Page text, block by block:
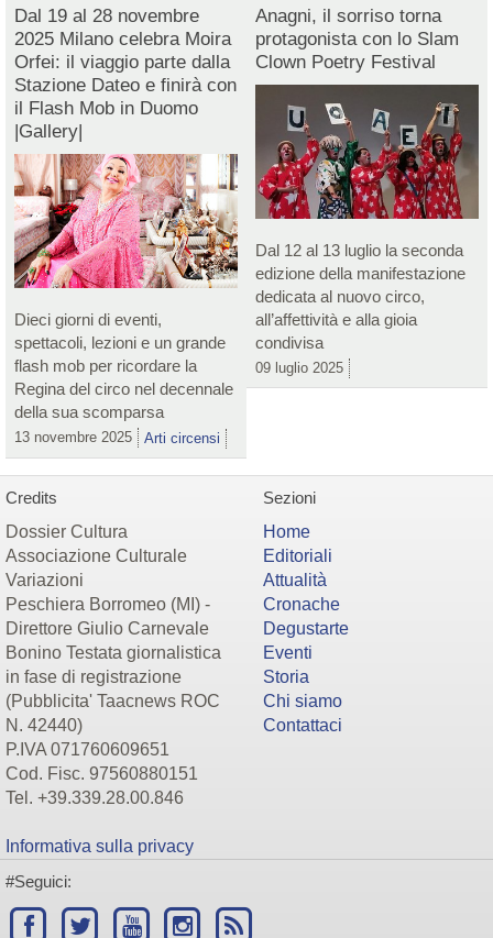
Dal 19 al 28 novembre
2025 Milano celebra Moira
Orfei: il viaggio parte dalla
Stazione Dateo e finirà con
il Flash Mob in Duomo
|Gallery|
Dieci giorni di eventi,
spettacoli, lezioni e un grande
flash mob per ricordare la
Regina del circo nel decennale
della sua scomparsa
13 novembre 2025 Arti circensi
Anagni, il sorriso torna
protagonista con lo Slam
Clown Poetry Festival
Dal 12 al 13 luglio la seconda
edizione della manifestazione
dedicata al nuovo circo,
all’affettività e alla gioia
condivisa
09 luglio 2025
Credits
Dossier Cultura
Associazione Culturale
Variazioni
Peschiera Borromeo (MI) -
Direttore Giulio Carnevale
Bonino Testata giornalistica
in fase di registrazione
(Pubblicita' Taacnews ROC
N. 42440)
P.IVA 071760609651
Cod. Fisc. 97560880151
Tel. +39.339.28.00.846
Informativa sulla privacy
Sezioni
Home
Editoriali
Attualità
Cronache
Degustarte
Eventi
Storia
Chi siamo
Contattaci
#Seguici: